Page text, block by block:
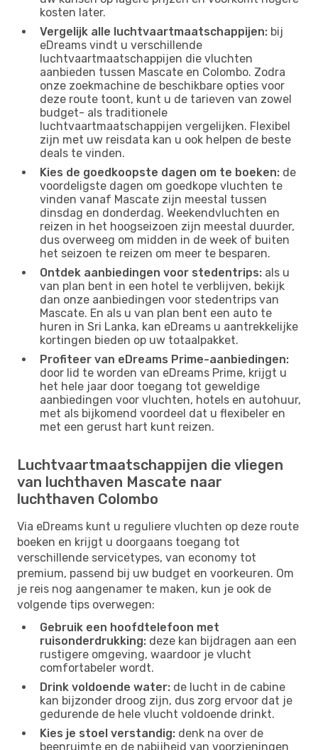
kosten later.
Vergelijk alle luchtvaartmaatschappijen: bij
eDreams vindt u verschillende
luchtvaartmaatschappijen die vluchten
aanbieden tussen Mascate en Colombo. Zodra
onze zoekmachine de beschikbare opties voor
deze route toont, kunt u de tarieven van zowel
budget- als traditionele
luchtvaartmaatschappijen vergelijken. Flexibel
zijn met uw reisdata kan u ook helpen de beste
deals te vinden.
Kies de goedkoopste dagen om te boeken: de
voordeligste dagen om goedkope vluchten te
vinden vanaf Mascate zijn meestal tussen
dinsdag en donderdag. Weekendvluchten en
reizen in het hoogseizoen zijn meestal duurder,
dus overweeg om midden in de week of buiten
het seizoen te reizen om meer te besparen.
Ontdek aanbiedingen voor stedentrips: als u
van plan bent in een hotel te verblijven, bekijk
dan onze aanbiedingen voor stedentrips van
Mascate. En als u van plan bent een auto te
huren in Sri Lanka, kan eDreams u aantrekkelijke
kortingen bieden op uw totaalpakket.
Profiteer van eDreams Prime-aanbiedingen:
door lid te worden van eDreams Prime, krijgt u
het hele jaar door toegang tot geweldige
aanbiedingen voor vluchten, hotels en autohuur,
met als bijkomend voordeel dat u flexibeler en
met een gerust hart kunt reizen.
Luchtvaartmaatschappijen die vliegen
van luchthaven Mascate naar
luchthaven Colombo
Via eDreams kunt u reguliere vluchten op deze route
boeken en krijgt u doorgaans toegang tot
verschillende servicetypes, van economy tot
premium, passend bij uw budget en voorkeuren. Om
je reis nog aangenamer te maken, kun je ook de
volgende tips overwegen:
Gebruik een hoofdtelefoon met
ruisonderdrukking: deze kan bijdragen aan een
rustigere omgeving, waardoor je vlucht
comfortabeler wordt.
Drink voldoende water: de lucht in de cabine
kan bijzonder droog zijn, dus zorg ervoor dat je
gedurende de hele vlucht voldoende drinkt.
Kies je stoel verstandig: denk na over de
beenruimte en de nabijheid van voorzieningen